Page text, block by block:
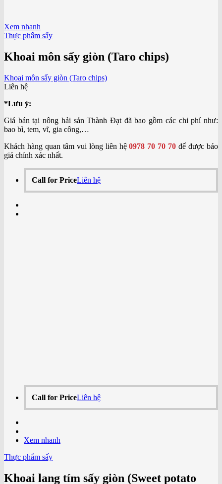
Xem nhanh
Thực phẩm sấy
Khoai môn sấy giòn (Taro chips)
Khoai môn sấy giòn (Taro chips)
Liên hệ
*Lưu ý:
Giá bán tại nông hải sản Thành Đạt đã bao gồm các chi phí như:
bao bì, tem, vĩ, gia công,…
Khách hàng quan tâm vui lòng liên hệ0978 70 70 70 để được báo
giá chính xác nhất.
Call for PriceLiên hệ
Call for PriceLiên hệ
Xem nhanh
Thực phẩm sấy
Khoai lang tím sấy giòn (Sweet potato